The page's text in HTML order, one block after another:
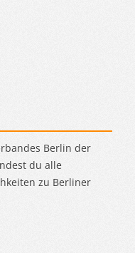
Berlin der
du alle
zu Berliner